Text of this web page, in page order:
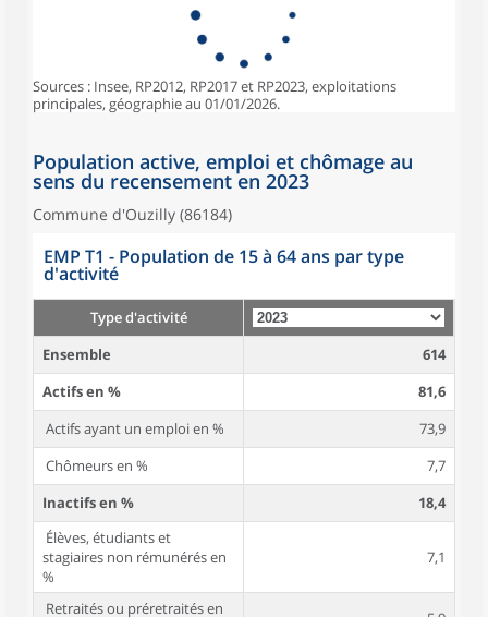
Sources : Insee, RP2012, RP2017 et RP2023, exploitations
principales, géographie au 01/01/2026.
Population active, emploi et chômage au
sens du recensement en 2023
Commune d'Ouzilly (86184)
EMP T1 - Population de 15 à 64 ans par type
d'activité
Type d'activité
Ensemble
614
Actifs en %
81,6
Actifs ayant un emploi en %
73,9
Chômeurs en %
7,7
Inactifs en %
18,4
Élèves, étudiants et
stagiaires non rémunérés en
%
7,1
Retraités ou préretraités en